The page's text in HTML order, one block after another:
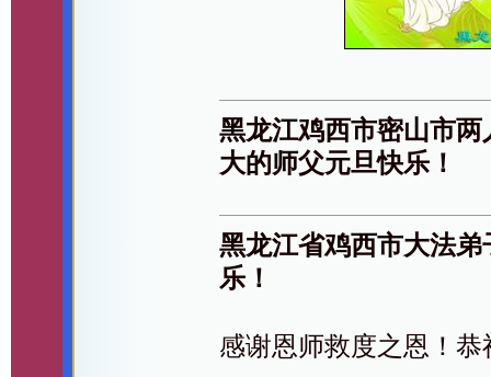
黑龙江鸡西市密山市
大的师父元旦快乐！
黑龙江省鸡西市大法
乐！
感谢恩师救度之恩！